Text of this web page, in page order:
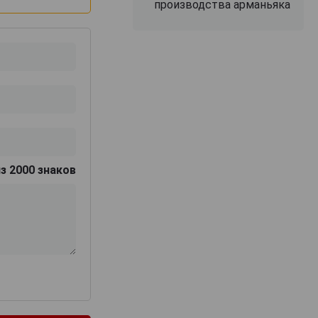
2000 знаков
производства арманьяка